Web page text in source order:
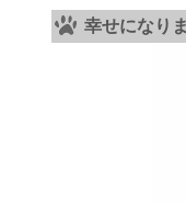
幸せになり